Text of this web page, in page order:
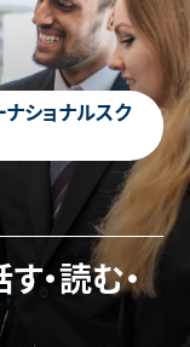
ショナルスク
す・読む・